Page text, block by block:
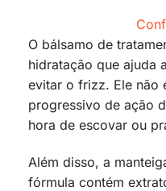
O bálsamo de
hidratação que ajuda
evitar o frizz. Ele não
progressivo de ação
hora de escovar ou
Além disso, a
fórmula contém